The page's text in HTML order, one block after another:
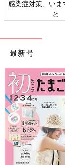
ベビー 990円（税込
毎年大人気の絶
ベビー＆キッズ
売上の一部を
いるTシャツで、
が興味を抱くき
感染症対策、いま
と
最新号